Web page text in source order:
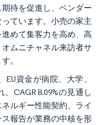
待を促進し、ベンダー
ています。小売の家主
めて集客力を高め、高
ムニチャネル来訪者サ
。
資金が病院、大学、
CAGR 8.09%の見通し
ルギー性能契約、ライ
報告が業務の中核を形